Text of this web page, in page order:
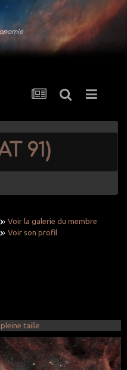
91)
Voir la galerie du membre
Voir son profil
taille